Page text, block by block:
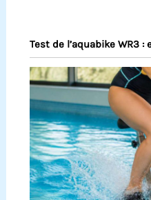
Test de l’aquabike WR3